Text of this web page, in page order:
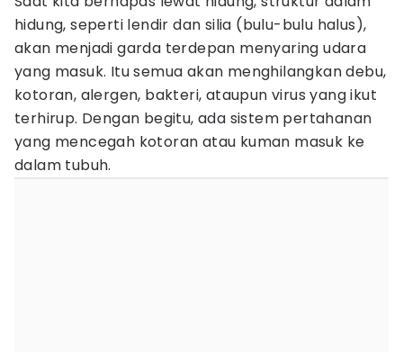
hidung, seperti lendir dan silia (bulu-bulu halus),
akan menjadi garda terdepan menyaring udara
yang masuk. Itu semua akan menghilangkan debu,
kotoran, alergen, bakteri, ataupun virus yang ikut
terhirup. Dengan begitu, ada sistem pertahanan
yang mencegah kotoran atau kuman masuk ke
dalam tubuh.